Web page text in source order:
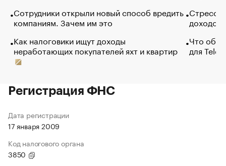
Сотрудники открыли новый способ вредить
компаниям. Зачем им это
Как налоговики ищут доходы
неработающих покупателей яхт и квартир
Стресс
доходов
Что
для
Регистрация ФНС
Дата регистрации
17 января 2009
Код налогового органа
3850